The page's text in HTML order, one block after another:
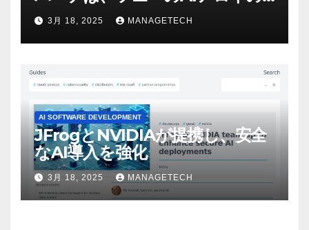
ビデオを見て「ゲームパフォー
マンスという芸術形式に不安を
感じた」と語る – IGN
3月 18, 2025 MANAGETECH
AI SOFTWARE DEVELOPMENT
JFrogとNVIDIAが提携し、安全
なAI導入を強化
3月 18, 2025 MANAGETECH